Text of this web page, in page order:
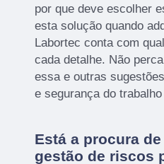
por que deve escolher
esta solução quando
Labortec conta com
cada detalhe. Não
essa e outras
e segurança do
Está a procura
gestão de riscos